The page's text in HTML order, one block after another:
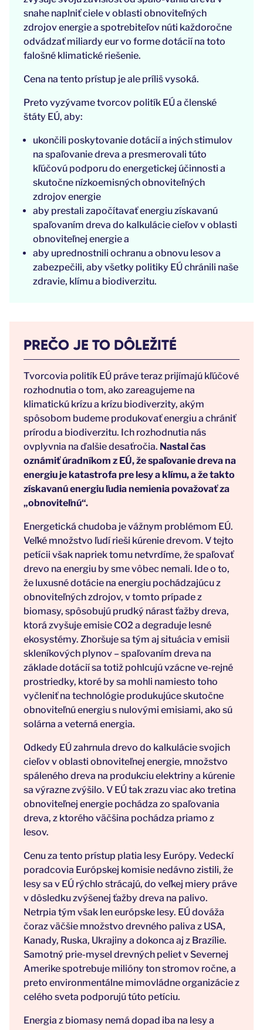
snahe naplniť ciele v oblasti obnoviteľných
zdrojov energie a spotrebiteľov núti každoročne
odvádzať miliardy eur vo forme dotácií na toto
falošné klimatické riešenie.
Cena na tento prístup je ale príliš vysoká.
Preto vyzývame tvorcov politík EÚ a členské
štáty EÚ, aby:
ukončili poskytovanie dotácií a iných stimulov
na spaľovanie dreva a presmerovali túto
kľúčovú podporu do energetickej účinnosti a
skutočne nízkoemisných obnoviteľných
zdrojov energie
aby prestali započítavať energiu získavanú
spaľovaním dreva do kalkulácie cieľov v oblasti
obnoviteľnej energie a
aby uprednostnili ochranu a obnovu lesov a
zabezpečili, aby všetky politiky EÚ chránili naše
zdravie, klímu a biodiverzitu.
PREČO JE TO DÔLEŽITÉ
Tvorcovia politík EÚ práve teraz prijímajú kľúčové
rozhodnutia o tom, ako zareagujeme na
klimatickú krízu a krízu biodiverzity, akým
spôsobom budeme produkovať energiu a chrániť
prírodu a biodiverzitu. Ich rozhodnutia nás
ovplyvnia na ďalšie desaťročia. Nastal čas
oznámiť úradníkom z EÚ, že spaľovanie dreva na
energiu je katastrofa pre lesy a klímu, a že takto
získavanú energiu ľudia nemienia považovať za
„obnoviteľnú“.
Energetická chudoba je vážnym problémom EÚ.
Veľké množstvo ľudí rieši kúrenie drevom. V tejto
petícii však napriek tomu netvrdíme, že spaľovať
drevo na energiu by sme vôbec nemali. Ide o to,
že luxusné dotácie na energiu pochádzajúcu z
obnoviteľných zdrojov, v tomto prípade z
biomasy, spôsobujú prudký nárast ťažby dreva,
ktorá zvyšuje emisie CO2 a degraduje lesné
ekosystémy. Zhoršuje sa tým aj situácia v emisii
skleníkových plynov – spaľovaním dreva na
základe dotácií sa totiž pohlcujú vzácne ve-rejné
prostriedky, ktoré by sa mohli namiesto toho
vyčleniť na technológie produkujúce skutočne
obnoviteľnú energiu s nulovými emisiami, ako sú
solárna a veterná energia.
Odkedy EÚ zahrnula drevo do kalkulácie svojich
cieľov v oblasti obnoviteľnej energie, množstvo
spáleného dreva na produkciu elektriny a kúrenie
sa výrazne zvýšilo. V EÚ tak zrazu viac ako tretina
obnoviteľnej energie pochádza zo spaľovania
dreva, z ktorého väčšina pochádza priamo z
lesov.
Cenu za tento prístup platia lesy Európy. Vedeckí
poradcovia Európskej komisie nedávno zistili, že
lesy sa v EÚ rýchlo strácajú, do veľkej miery práve
v dôsledku zvýšenej ťažby dreva na palivo.
Netrpia tým však len európske lesy. EÚ dováža
čoraz väčšie množstvo drevného paliva z USA,
Kanady, Ruska, Ukrajiny a dokonca aj z Brazílie.
Samotný prie-mysel drevných peliet v Severnej
Amerike spotrebuje milióny ton stromov ročne, a
preto environmentálne mimovládne organizácie z
celého sveta podporujú túto petíciu.
Energia z biomasy nemá dopad iba na lesy a